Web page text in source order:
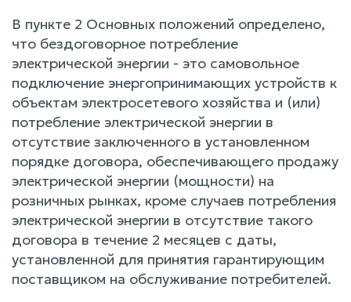
В пункте 2 Основных положений определено,
что бездоговорное потребление
электрической энергии - это самовольное
подключение энергопринимающих устройств к
объектам электросетевого хозяйства и (или)
потребление электрической энергии в
отсутствие заключенного в установленном
порядке договора, обеспечивающего продажу
электрической энергии (мощности) на
розничных рынках, кроме случаев потребления
электрической энергии в отсутствие такого
договора в течение 2 месяцев с даты,
установленной для принятия гарантирующим
поставщиком на обслуживание потребителей.